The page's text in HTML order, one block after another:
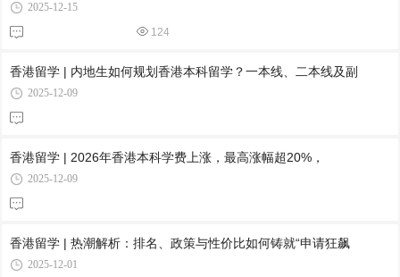
2025-12-15
124
香港留学 | 内地生如何规划香港本科留学？一本线、二本线及副
2025-12-09
香港留学 | 2026年香港本科学费上涨，最高涨幅超20%，
2025-12-09
香港留学 | 热潮解析：排名、政策与性价比如何铸就“申请狂飙
2025-12-01